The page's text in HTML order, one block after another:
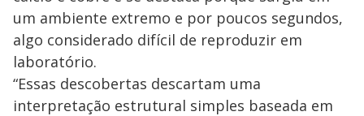
um ambiente extremo e por poucos segundos,
algo considerado difícil de reproduzir em
laboratório.
“Essas descobertas descartam uma
interpretação estrutural simples baseada em